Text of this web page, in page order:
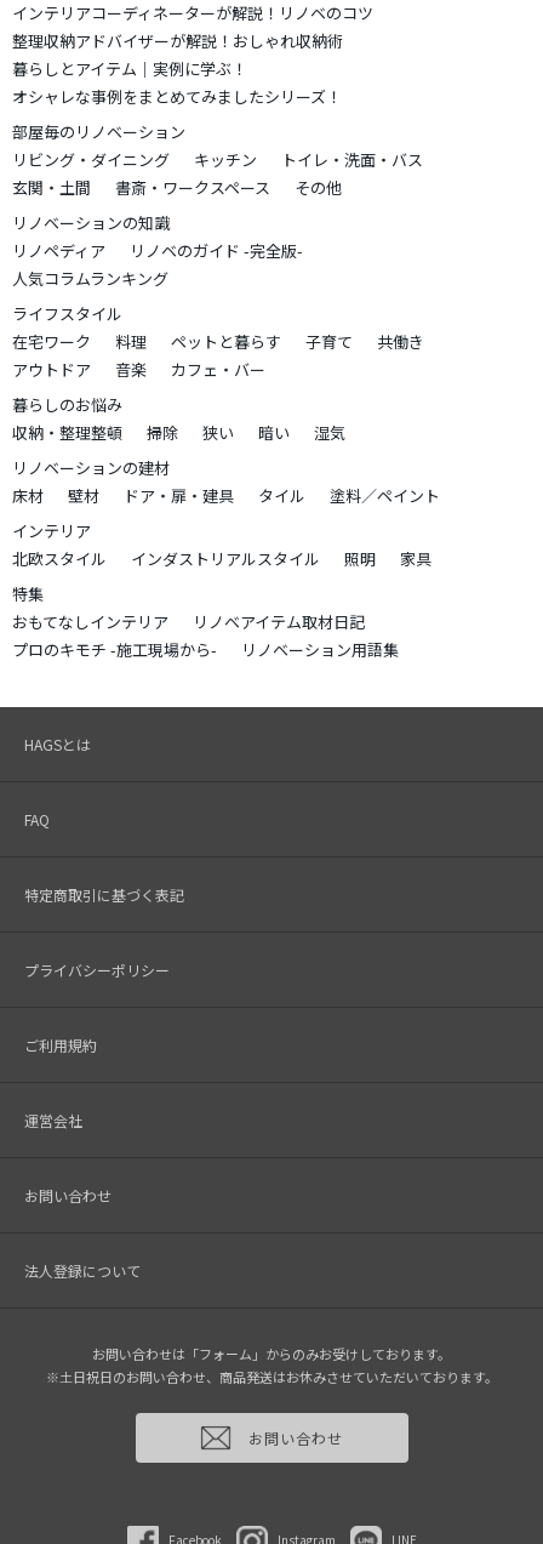
インテリアコーディネーターが解説！リノベのコツ
整理収納アドバイザーが解説！おしゃれ収納術
暮らしとアイテム｜実例に学ぶ！
オシャレな事例をまとめてみましたシリーズ！
部屋毎のリノベーション
リビング・ダイニング
キッチン
トイレ・洗面・バス
玄関・土間
書斎・ワークスペース
その他
リノベーションの知識
リノペディア
リノベのガイド -完全版-
人気コラムランキング
ライフスタイル
在宅ワーク
料理 ペットと暮らす 子育て
共働き
アウトドア
音楽
カフェ・バー
暮らしのお悩み
収納・整理整頓
掃除 狭い 暗い
湿気
リノベーションの建材
床材
壁材 ドア・扉・建具 タイル
塗料／ペイント
インテリア
北欧スタイル
インダストリアルスタイル 照明
家具
特集
おもてなしインテリア
リノベアイテム取材日記
プロのキモチ -施工現場から-
リノベーション用語集
HAGSとは
FAQ
特定商取引に基づく表記
プライバシーポリシー
ご利用規約
運営会社
お問い合わせ
法人登録について
お問い合わせは「フォーム」からのみお受けしております。
※土日祝日のお問い合わせ、商品発送はお休みさせていただいております。
お問い合わせ
Facebook Instagram LINE